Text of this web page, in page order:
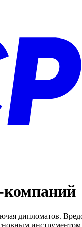
дипломатов.